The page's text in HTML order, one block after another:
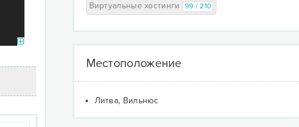
Виртуальные хостинги 99 / 210
Местоположение
Литва, Вильнюс